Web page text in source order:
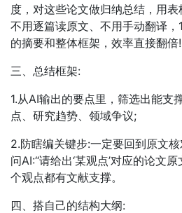
度，对这些论文做归纳总结，用
不用逐篇读原文、不用手动翻译
的摘要和整体框架，效率直接翻倍!
三、总结框架:
1.从AI输出的要点里，筛选出能支
点、研究趋势、领域争议;
2.防瞎编关键步:一定要回到原文
问AI:“请给出‘某观点’对应的论文
个观点都有文献支撑。
四、搭自己的结构大纲: